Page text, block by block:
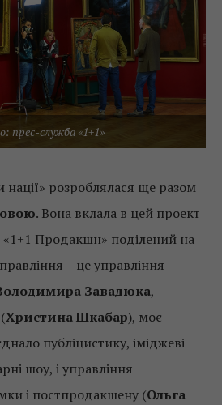
прес-служба «1+1»
нації» розроблялася ще разом
. Вона вклала в цей проект
«1+1 Продакшн» поділений на
– це управління
Завадюка,
Христина Шкабар), моє
публіцистику, іміджеві
шоу, і управління
і постпродакшену (Ольга